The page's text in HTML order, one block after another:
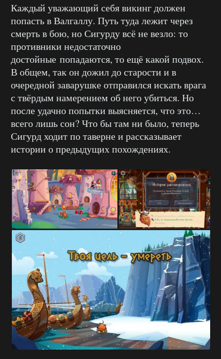
Каждый уважающий себя викинг должен
попасть в Валгаллу. Путь туда лежит через
смерть в бою, но Сигурду всё не везло: то
противники недостаточно
достойные попадаются, то ещё какой подвох.
В общем, так он дожил до старости и в
очередной заварушке отправился искать врага
с твёрдым намерением об него убиться. Но
после удачно попытки выясняется, что это…
всего лишь сон? Что бы там ни было, теперь
Сигурд ходит по таверне и рассказывает
истории о предыдущих похождениях.